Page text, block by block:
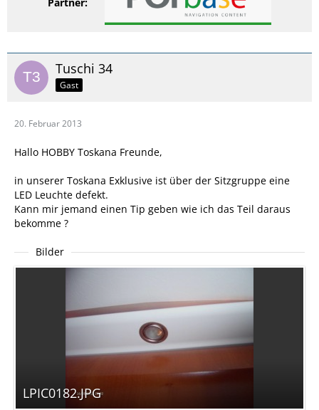
Tuschi 34
Gast
20. Februar 2013
Hallo HOBBY Toskana Freunde,
in unserer Toskana Exklusive ist über der Sitzgruppe eine
LED Leuchte defekt.
Kann mir jemand einen Tip geben wie ich das Teil daraus
bekomme ?
Bilder
LPIC0182.JPG